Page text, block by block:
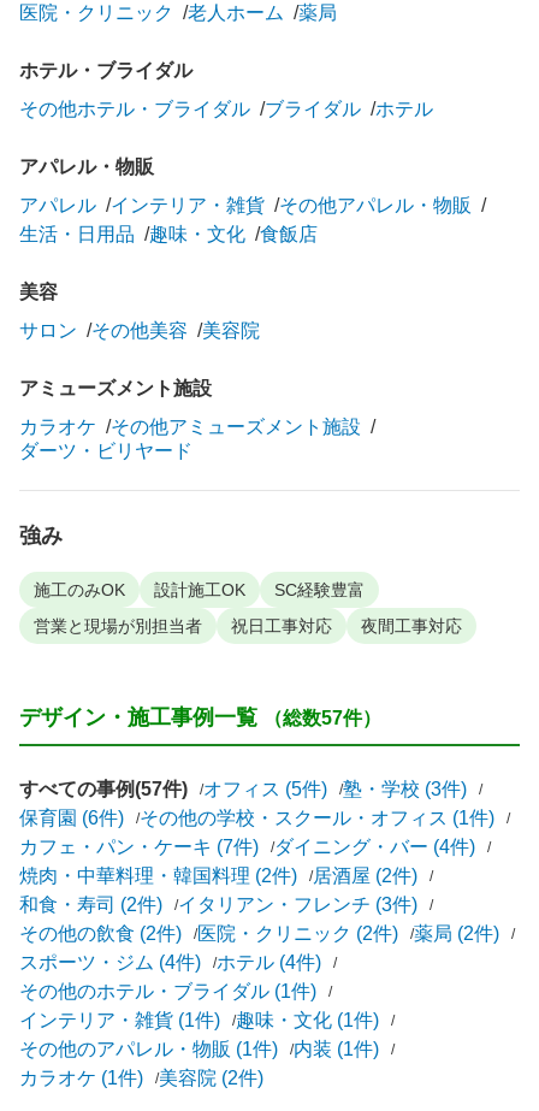
医院・クリニック
老人ホーム 薬局
ホテル・ブライダル
その他ホテル・ブライダル
ブライダル ホテル
アパレル・物販
アパレル
インテリア・雑貨
その他アパレル・物販
生活・日用品
趣味・文化 食飯店
美容
サロン
その他美容 美容院
アミューズメント施設
カラオケ
その他アミューズメント施設
ダーツ・ビリヤード
強み
施工のみOK 設計施工OK
SC経験豊富
営業と現場が別担当者
祝日工事対応 夜間工事対応
デザイン・施工事例一覧 （総数57件）
すべての事例(57件) オフィス (5件)
塾・学校 (3件)
保育園 (6件)
その他の学校・スクール・オフィス (1件)
カフェ・パン・ケーキ (7件)
ダイニング・バー (4件)
焼肉・中華料理・韓国料理 (2件)
居酒屋 (2件)
和食・寿司 (2件)
イタリアン・フレンチ (3件)
その他の飲食 (2件)
医院・クリニック (2件)
薬局 (2件)
スポーツ・ジム (4件)
ホテル (4件)
その他のホテル・ブライダル (1件)
インテリア・雑貨 (1件)
趣味・文化 (1件)
その他のアパレル・物販 (1件)
内装 (1件)
カラオケ (1件)
美容院 (2件)